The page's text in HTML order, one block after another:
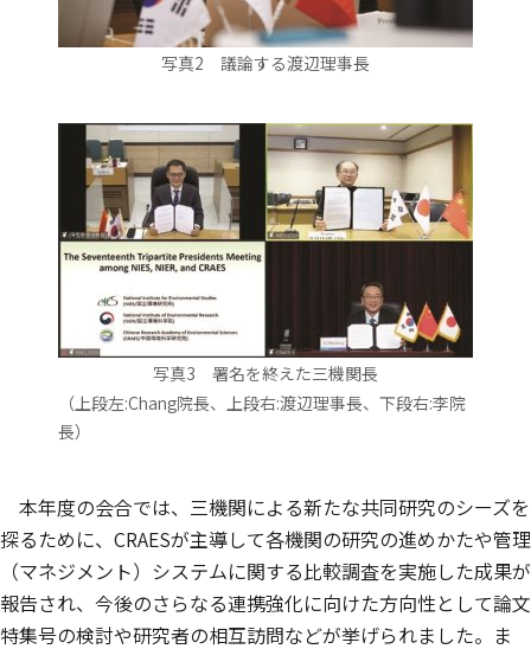
写真2 議論する渡辺理事長
写真3 署名を終えた三機関長
（上段左:Chang院長、上段右:渡辺理事長、下段右:李院
長）
本年度の会合では、三機関による新たな共同研究のシーズを
探るために、CRAESが主導して各機関の研究の進めかたや管理
（マネジメント）システムに関する比較調査を実施した成果が
報告され、今後のさらなる連携強化に向けた方向性として論文
特集号の検討や研究者の相互訪問などが挙げられました。ま